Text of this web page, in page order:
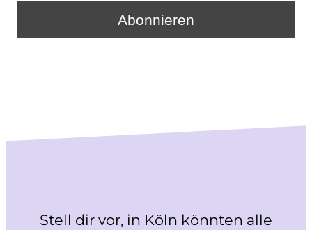
Stell dir vor, in Köln könnten alle